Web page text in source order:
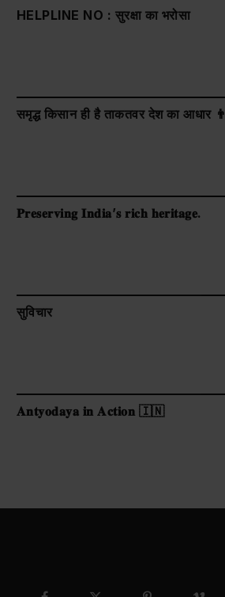
HELPLINE NO : सुरक्षा का भरोसा
समृद्ध किसान ही है ताकतवर देश का आधार
𝐏𝐫𝐞𝐬𝐞𝐫𝐯𝐢𝐧𝐠 𝐈𝐧𝐝𝐢𝐚’𝐬 𝐫𝐢𝐜𝐡 𝐡𝐞𝐫𝐢𝐭𝐚𝐠𝐞.
सुविचार
𝐀𝐧𝐭𝐲𝐨𝐝𝐚𝐲𝐚 𝐢𝐧 𝐀𝐜𝐭𝐢𝐨𝐧 🇮🇳